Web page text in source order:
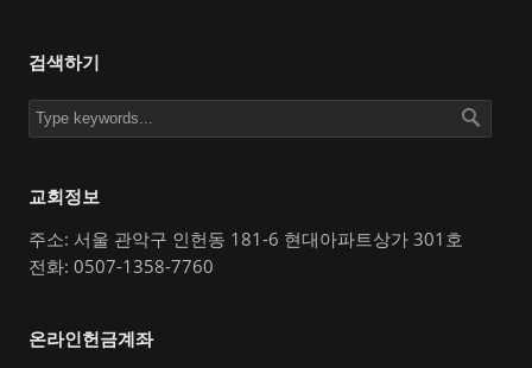
검색하기
교회정보
주소: 서울 관악구 인헌동 181-6 현대아파트상가 301호
전화: 0507-1358-7760
온라인헌금계좌